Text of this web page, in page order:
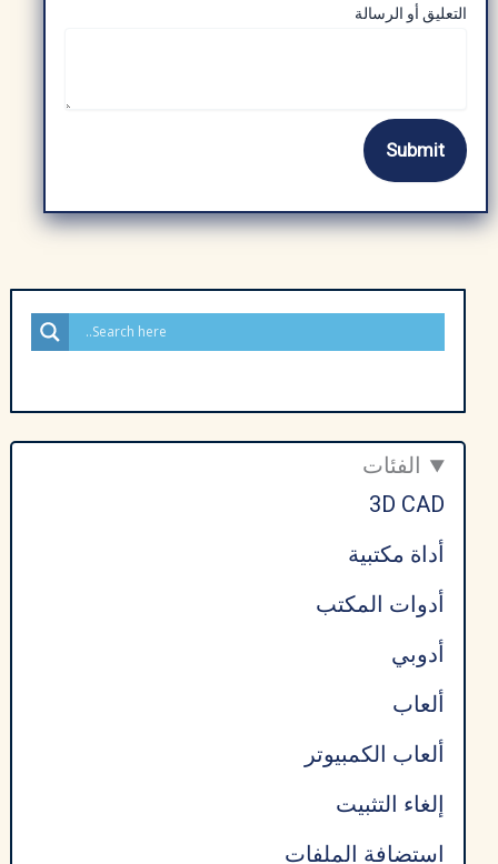
ق
ا
ر
التعليق أو الرسالة
Submit
الفئات
3D CAD
أداة مكتبية
أدوات المكتب
أدوبي
ألعاب
ألعاب الكمبيوتر
إلغاء التثبيت
استضافة الملفات